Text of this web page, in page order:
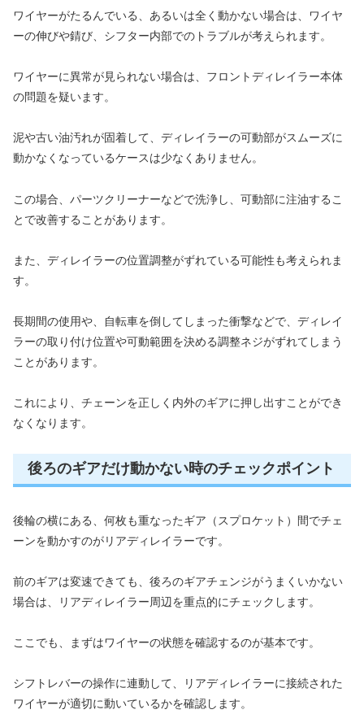
ワイヤーがたるんでいる、あるいは全く動かない場合は、ワイヤ
ーの伸びや錆び、シフター内部でのトラブルが考えられます。
ワイヤーに異常が見られない場合は、フロントディレイラー本体
の問題を疑います。
泥や古い油汚れが固着して、ディレイラーの可動部がスムーズに
動かなくなっているケースは少なくありません。
この場合、パーツクリーナーなどで洗浄し、可動部に注油するこ
とで改善することがあります。
また、ディレイラーの位置調整がずれている可能性も考えられま
す。
長期間の使用や、自転車を倒してしまった衝撃などで、ディレイ
ラーの取り付け位置や可動範囲を決める調整ネジがずれてしまう
ことがあります。
これにより、チェーンを正しく内外のギアに押し出すことができ
なくなります。
後ろのギアだけ動かない時のチェックポイント
後輪の横にある、何枚も重なったギア（スプロケット）間でチェ
ーンを動かすのがリアディレイラーです。
前のギアは変速できても、後ろのギアチェンジがうまくいかない
場合は、リアディレイラー周辺を重点的にチェックします。
ここでも、まずはワイヤーの状態を確認するのが基本です。
シフトレバーの操作に連動して、リアディレイラーに接続された
ワイヤーが適切に動いているかを確認します。